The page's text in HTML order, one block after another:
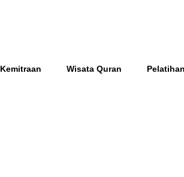
Kemitraan Wisata Quran